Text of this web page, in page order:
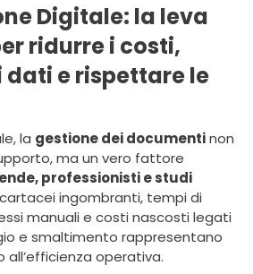
Digitale: la leva
ridurre i costi,
e rispettare le
la gestione dei documentinon
ma un vero fattore
professionisti e studi
cartacei ingombranti, tempi di
manuali e costi nascosti legati
e smaltimento rappresentano
all’efficienza operativa.